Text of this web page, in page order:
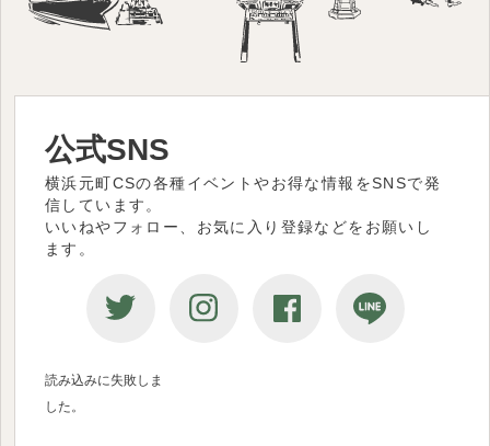
公式SNS
横浜元町CSの各種イベントやお得な情報をSNSで発
信しています。
いいねやフォロー、お気に入り登録などをお願いし
ます。
読み込みに失敗しま
した。